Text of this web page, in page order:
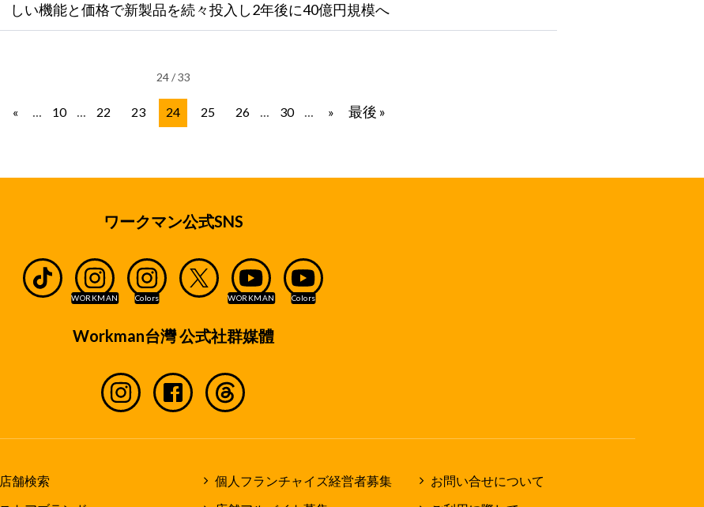
しい機能と価格で新製品を続々投入し2年後に40億円規模へ
24 / 33
« ... 10 ... 22 23 24 25 26 ... 30 ... » 最後 »
ワークマン公式SNS
Workman台灣 公式社群媒體
店舗検索
個人フランチャイズ経営者募集
お問い合せについて